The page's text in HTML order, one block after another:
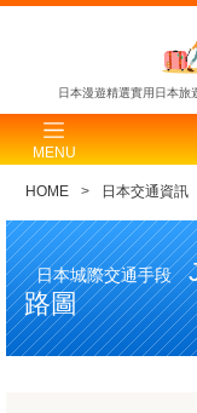
日本漫遊精選實用日本旅
MENU
HOME 日本交通資訊
日本城際交通手段
路圖